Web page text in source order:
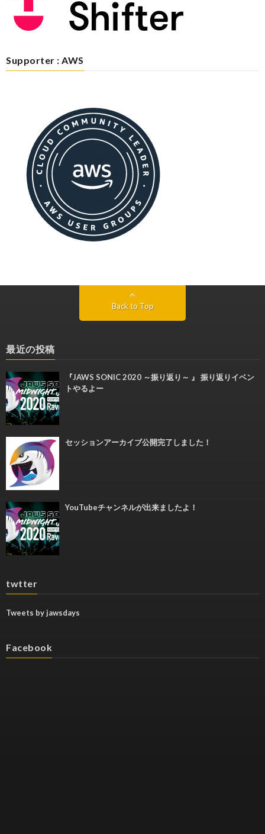
Supporter : AWS
Back to Top
最近の投稿
『JAWS SONIC 2020 ～振り返り～ 』 振り返りイベン
トやるよー
セッションアーカイブ公開完了しました！
YouTubeチャンネルが出来ましたよ！
twtter
Tweets by jawsdays
Facebook